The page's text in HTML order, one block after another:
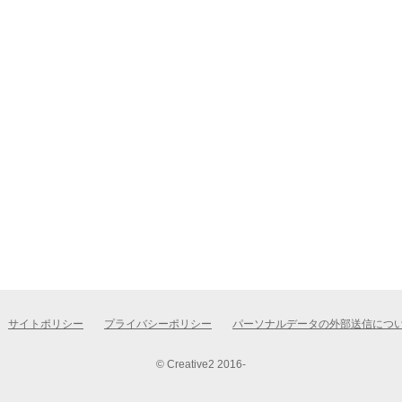
サイトポリシー プライバシーポリシー パーソナルデータの外部送信につ
© Creative2 2016-